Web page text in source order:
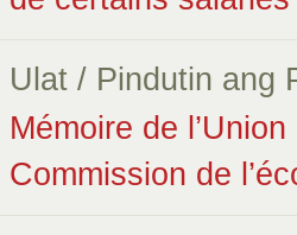
Ulat / Pindutin ang
Mémoire de
Commission de